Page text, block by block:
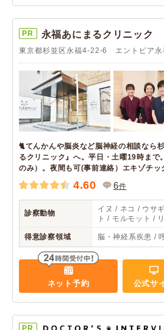
PR 永福あにまるクリニック
東京都杉並区永福4-22-6 エントピア永
🐈てんかんや脳炎など脳神経の相談なら
るクリニック』へ。平日・土曜19時まで
のみ）。夜間も可(事前連絡）エキゾチッ
4.60 6件
診察動物
イヌ / ネコ / ウサ
ト / モルモット /
得意診察領域 脳・神経系疾患 /
ネット予約 公式サ
PR